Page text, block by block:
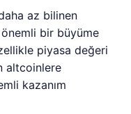
az bilinen
önemli bir büyüme
piyasa değeri
altcoinlere
kazanım